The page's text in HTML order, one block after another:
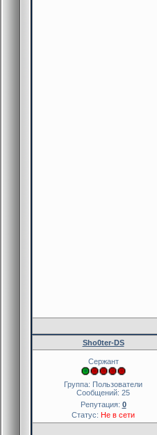
Sho0ter-DS
Сержант
Группа: Пользователи
Сообщений: 25
Репутация: 0
Статус: Не в сети